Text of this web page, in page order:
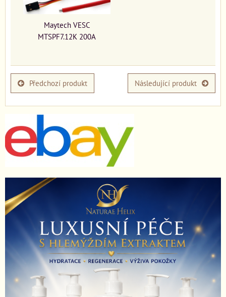
Maytech VESC
MTSPF7.12K 200A
Předchozí produkt Následující produkt